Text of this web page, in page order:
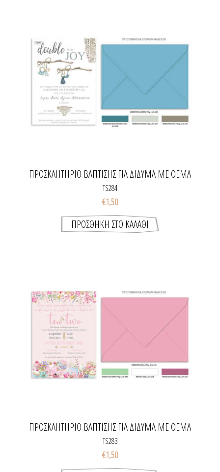
ΠΡΟΣΚΛΗΤΉΡΙΟ ΒΆΠΤΙΣΗΣ ΓΙΑ ΔΊΔΥΜΑ ΜΕ ΘΈΜΑ
BOHO, MACRAME
TS284
€1,50
ΠΡΟΣΚΛΗΤΉΡΙΟ ΒΆΠΤΙΣΗΣ ΓΙΑ ΔΊΔΥΜΑ ΜΕ ΘΈΜΑ
SHABBY CHIC ΚΑΙ TEAPOT
TS283
€1,50